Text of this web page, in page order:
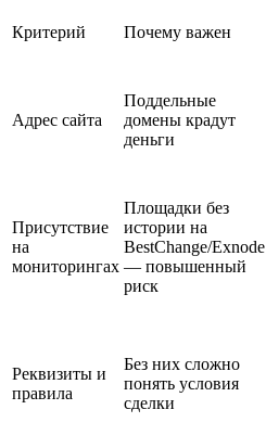
Критерий Почему важен
Адрес сайта
Поддельные
домены крадут
деньги
Присутствие
на
мониторингах
Площадки без
истории на
BestChange/Exnode
— повышенный
риск
Реквизиты и
правила
Без них сложно
понять условия
сделки